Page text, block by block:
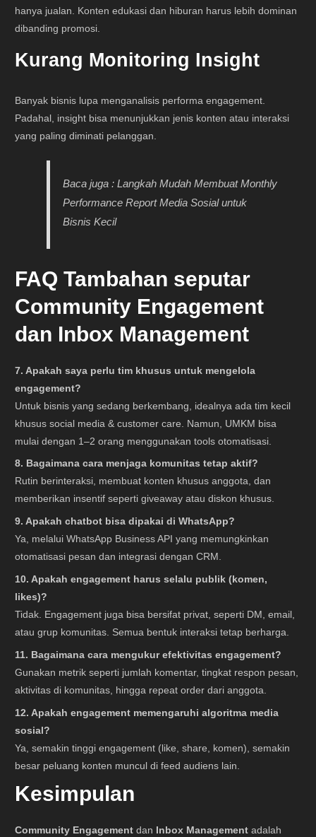
hanya jualan. Konten edukasi dan hiburan harus lebih dominan
dibanding promosi.
Kurang Monitoring Insight
Banyak bisnis lupa menganalisis performa engagement.
Padahal, insight bisa menunjukkan jenis konten atau interaksi
yang paling diminati pelanggan.
Baca juga : Langkah Mudah Membuat Monthly
Performance Report Media Sosial untuk
Bisnis Kecil
FAQ Tambahan seputar
Community Engagement
dan Inbox Management
7. Apakah saya perlu tim khusus untuk mengelola
engagement?
Untuk bisnis yang sedang berkembang, idealnya ada tim kecil
khusus social media & customer care. Namun, UMKM bisa
mulai dengan 1–2 orang menggunakan tools otomatisasi.
8. Bagaimana cara menjaga komunitas tetap aktif?
Rutin berinteraksi, membuat konten khusus anggota, dan
memberikan insentif seperti giveaway atau diskon khusus.
9. Apakah chatbot bisa dipakai di WhatsApp?
Ya, melalui WhatsApp Business API yang memungkinkan
otomatisasi pesan dan integrasi dengan CRM.
10. Apakah engagement harus selalu publik (komen,
likes)?
Tidak. Engagement juga bisa bersifat privat, seperti DM, email,
atau grup komunitas. Semua bentuk interaksi tetap berharga.
11. Bagaimana cara mengukur efektivitas engagement?
Gunakan metrik seperti jumlah komentar, tingkat respon pesan,
aktivitas di komunitas, hingga repeat order dari anggota.
12. Apakah engagement memengaruhi algoritma media
sosial?
Ya, semakin tinggi engagement (like, share, komen), semakin
besar peluang konten muncul di feed audiens lain.
Kesimpulan
Community Engagement dan Inbox Management adalah